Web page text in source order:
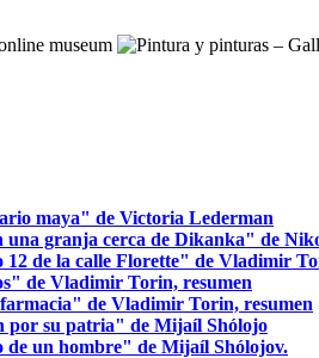
maya" de Victoria Lederman
una granja cerca de Dikanka" de
de la calle Florette" de Vladimir
de Vladimir Torin, resumen
de Vladimir Torin, resumen
por su patria" de Mijaíl Shólojo
de un hombre" de Mijaíl Shólojov.